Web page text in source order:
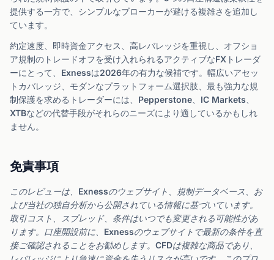
提供する一方で、シンプルなブローカーが避ける複雑さを追加し
ています。
約定速度、即時資金アクセス、高レバレッジを重視し、オフショ
ア規制のトレードオフを受け入れられるアクティブなFXトレーダ
ーにとって、Exnessは2026年の有力な候補です。幅広いアセッ
トカバレッジ、モダンなプラットフォーム選択肢、最も強力な規
制保護を求めるトレーダーには、Pepperstone、IC Markets、
XTBなどの代替手段がそれらのニーズにより適しているかもしれ
ません。
免責事項
このレビューは、Exnessのウェブサイト、規制データベース、お
よび当社の独自分析から公開されている情報に基づいています。
取引コスト、スプレッド、条件はいつでも変更される可能性があ
ります。口座開設前に、Exnessのウェブサイトで最新の条件を直
接ご確認されることをお勧めします。CFDは複雑な商品であり、